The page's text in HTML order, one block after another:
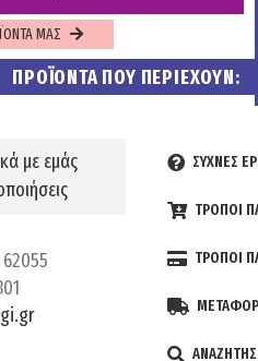
ΜΑΣ
ΠΡΟΪΟΝΤΑ ΠΟΥ ΠΕΡΙΕΧΟΥΝ:
με εμάς
ΣΥΧΝΕΣ
ΤΡΟΠΟΙ
ΤΡΟΠΟΙ